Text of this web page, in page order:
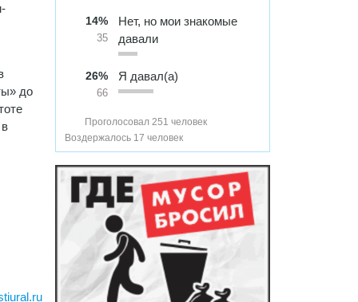
до
14%
35
Нет, но мои знакомые
давали
26%
66
Я давал(а)
Проголосовал 251 человек
Воздержалось 17 человек